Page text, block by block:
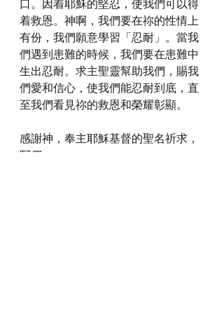
口。因着耶穌的堅忍，使我們可以得
着救恩。神啊，我們要在祢的性情上
有份，我們願意學習「忍耐」。當我
們遇到患難的時候，我們要在患難中
生出忍耐。求主聖靈幫助我們，賜我
們愛和信心，使我們能忍耐到底，直
至我們看見祢的救恩和榮耀彰顯。
感謝神，奉主耶穌基督的聖名祈求，
阿們。